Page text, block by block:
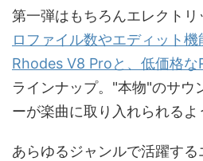
第一弾はもちろんエレクトリ
ロファイル数やエディット
Rhodes V8 Proと、低価格
ラインナップ。"本物"のサウ
ーが楽曲に取り入れられるよ
あらゆるジャンルで活躍す